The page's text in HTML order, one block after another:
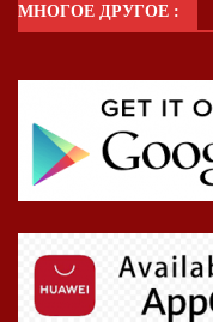
МНОГОЕ ДРУГОЕ :